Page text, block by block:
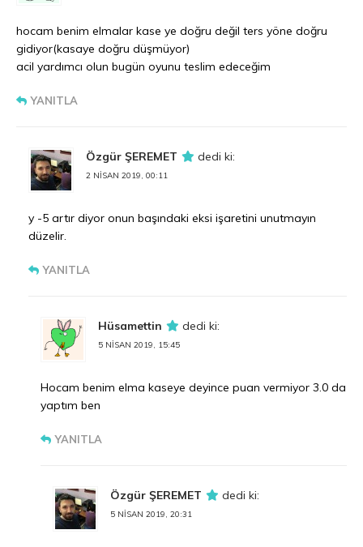
hocam benim elmalar kase ye doğru değil ters yöne doğru
gidiyor(kasaye doğru düşmüyor)
acil yardımcı olun bugün oyunu teslim edeceğim
YANITLA
Özgür ŞEREMET dedi ki:
2 NISAN 2019, 00:11
y -5 artır diyor onun başındaki eksi işaretini unutmayın
düzelir.
YANITLA
Hüsamettin dedi ki:
5 NISAN 2019, 15:45
Hocam benim elma kaseye deyince puan vermiyor 3.0 da
yaptım ben
YANITLA
Özgür ŞEREMET dedi ki:
5 NISAN 2019, 20:31